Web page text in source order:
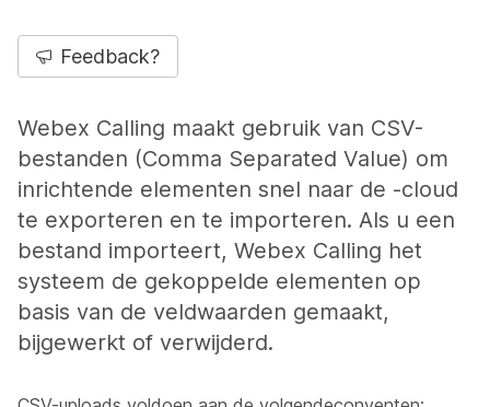
Feedback?
Webex Calling maakt gebruik van CSV-
bestanden (Comma Separated Value) om
inrichtende elementen snel naar de -cloud
te exporteren en te importeren. Als u een
bestand importeert, Webex Calling het
systeem de gekoppelde elementen op
basis van de veldwaarden gemaakt,
bijgewerkt of verwijderd.